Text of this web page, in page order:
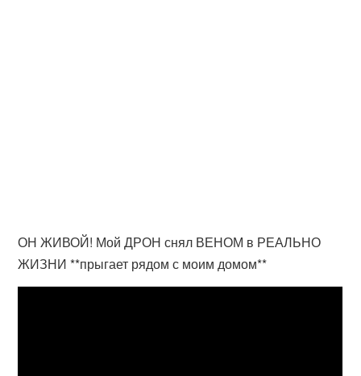
ОН ЖИВОЙ! Мой ДРОН снял ВЕНОМ в РЕАЛЬНО
ЖИЗНИ **прыгает рядом с моим домом**